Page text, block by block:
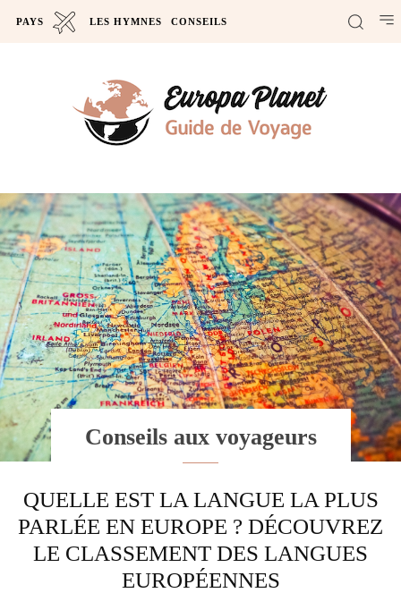
PAYS LES HYMNES CONSEILS
Conseils aux voyageurs
QUELLE EST LA LANGUE LA PLUS
PARLÉE EN EUROPE ? DÉCOUVREZ
LE CLASSEMENT DES LANGUES
EUROPÉENNES